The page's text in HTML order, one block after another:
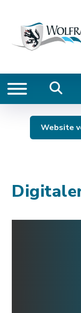
Website